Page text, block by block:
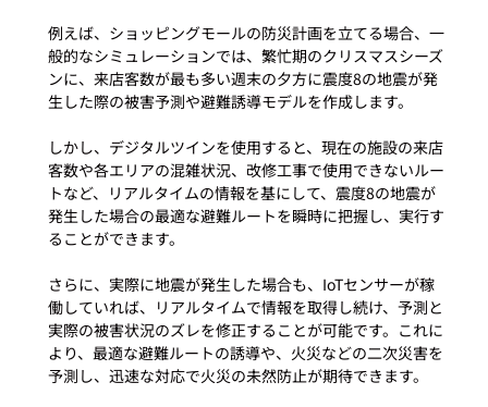
例えば、ショッピングモールの防災計画を立てる場合、一
般的なシミュレーションでは、繁忙期のクリスマスシーズ
ンに、来店客数が最も多い週末の夕方に震度8の地震が発
生した際の被害予測や避難誘導モデルを作成します。
しかし、デジタルツインを使用すると、現在の施設の来店
客数や各エリアの混雑状況、改修工事で使用できないルー
トなど、リアルタイムの情報を基にして、震度8の地震が
発生した場合の最適な避難ルートを瞬時に把握し、実行す
ることができます。
さらに、実際に地震が発生した場合も、IoTセンサーが稼
働していれば、リアルタイムで情報を取得し続け、予測と
実際の被害状況のズレを修正することが可能です。これに
より、最適な避難ルートの誘導や、火災などの二次災害を